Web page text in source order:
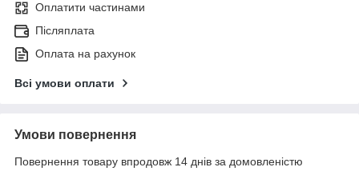
Оплатити частинами
Післяплата
Оплата на рахунок
Всі умови оплати
Умови повернення
Повернення товару впродовж 14 днів за домовленістю